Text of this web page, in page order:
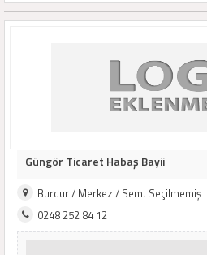
Güngör Ticaret Habaş Bayii
Burdur / Merkez / Semt Seçilmemiş
0248 252 84 12